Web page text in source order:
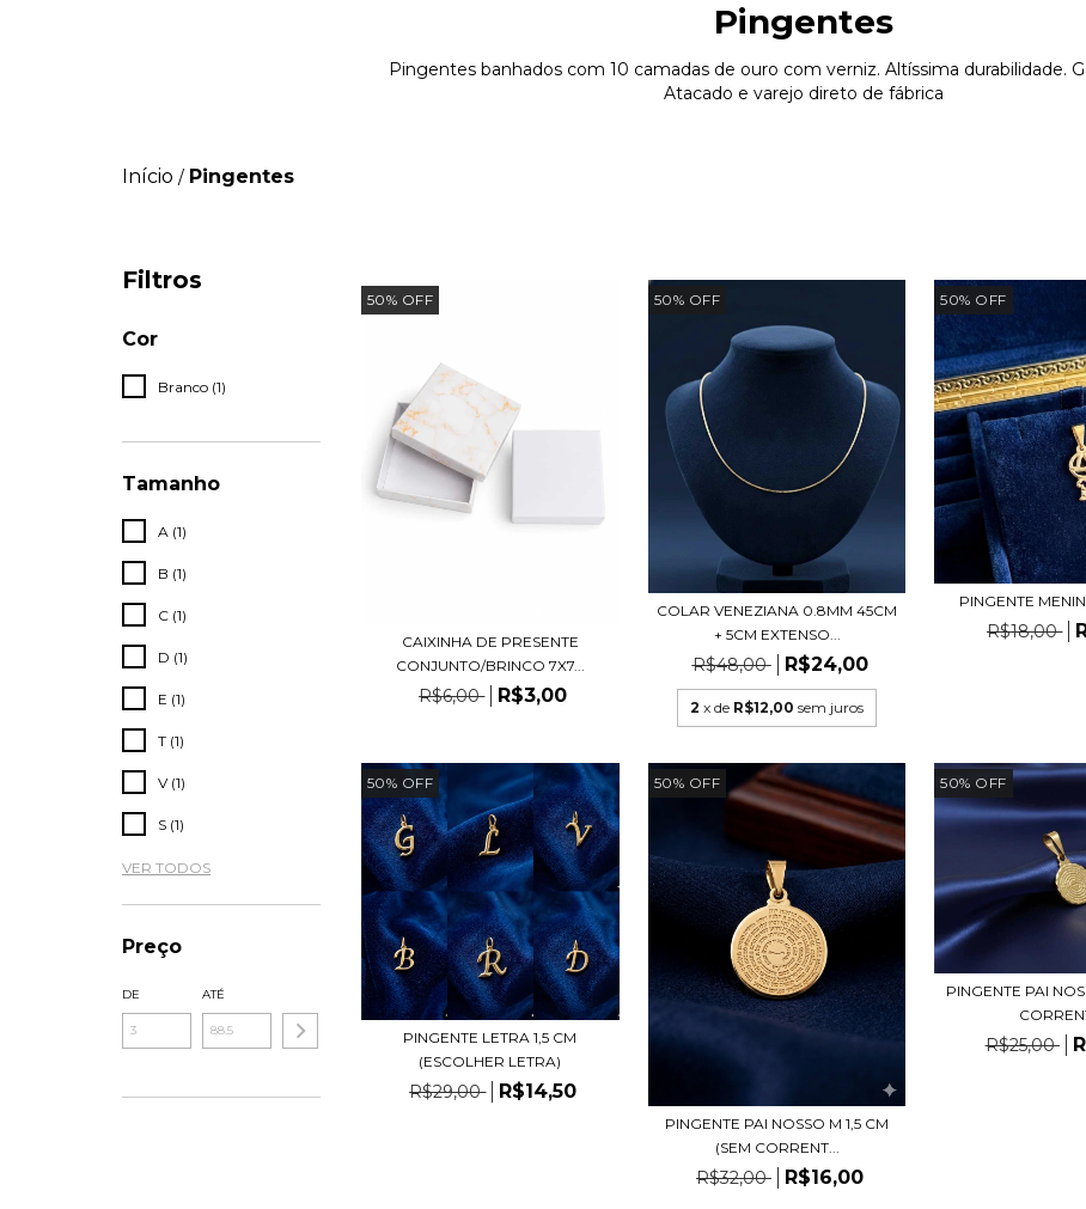
Pingentes
Pingentes banhados com 10 camadas de ouro com verniz. Altíssima durabilidade.
Atacado e varejo direto de fábrica
Início / Pingentes
Filtros
Cor
Branco (1)
Tamanho
A (1)
B (1)
C (1)
D (1)
E (1)
T (1)
V (1)
S (1)
VER TODOS
Preço
DE ATÉ
50% OFF
CAIXINHA DE PRESENTE
CONJUNTO/BRINCO 7X7...
R$6,00 R$3,00
50% OFF
COLAR VENEZIANA 0.8MM 45CM
+ 5CM EXTENSO...
R$48,00 R$24,00
2 x de R$12,00 sem juros
50% OFF
PINGENTE
R$18,00
50% OFF
PINGENTE LETRA 1,5 CM
(ESCOLHER LETRA)
R$29,00 R$14,50
50% OFF
PINGENTE PAI NOSSO M 1,5 CM
(SEM CORRENT...
R$32,00 R$16,00
50% OFF
PINGENTE PAI
R$25,00